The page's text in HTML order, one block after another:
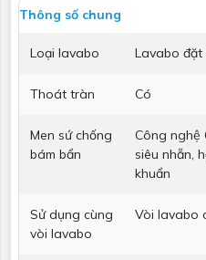
Thông số chung
Loại lavabo Lavabo đặt
Thoát tràn Có
Men sứ chống
bám bẩn
Công nghệ
siêu nhẵn,
khuẩn
Sử dụng cùng
vòi lavabo
Vòi lavabo